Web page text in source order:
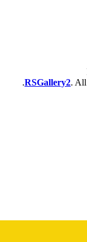
RSGallery2. All